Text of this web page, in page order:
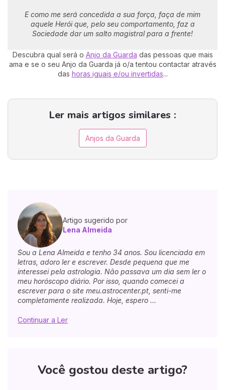
E como me será concedida a sua força, faça de mim
aquele Herói que, pelo seu comportamento, faz a
Sociedade dar um salto magistral para a frente!
Descubra qual será o Anjo da Guarda das pessoas que mais
ama e se o seu Anjo da Guarda já o/a tentou contactar através
das horas iguais e/ou invertidas...
Ler mais artigos similares :
Anjos da Guarda
Artigo sugerido por
Lena Almeida
Sou a Lena Almeida e tenho 34 anos. Sou licenciada em
letras, adoro ler e escrever. Desde pequena que me
interessei pela astrologia. Não passava um dia sem ler o
meu horóscopo diário. Por isso, quando comecei a
escrever para o site meu.astrocenter.pt, senti-me
completamente realizada. Hoje, espero ...
Continuar a Ler
Você gostou deste artigo?